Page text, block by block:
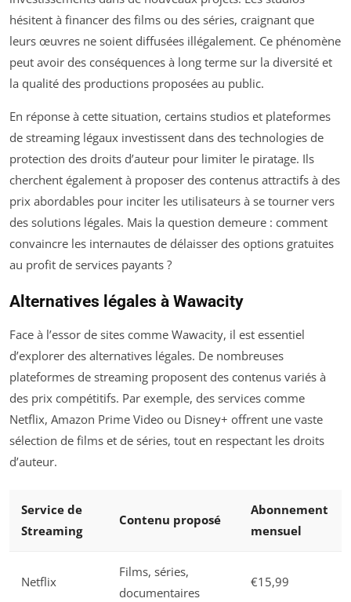
hésitent à financer des films ou des séries, craignant que
leurs œuvres ne soient diffusées illégalement. Ce phénomène
peut avoir des conséquences à long terme sur la diversité et
la qualité des productions proposées au public.
En réponse à cette situation, certains studios et plateformes
de streaming légaux investissent dans des technologies de
protection des droits d’auteur pour limiter le piratage. Ils
cherchent également à proposer des contenus attractifs à des
prix abordables pour inciter les utilisateurs à se tourner vers
des solutions légales. Mais la question demeure : comment
convaincre les internautes de délaisser des options gratuites
au profit de services payants ?
Alternatives légales à Wawacity
Face à l’essor de sites comme Wawacity, il est essentiel
d’explorer des alternatives légales. De nombreuses
plateformes de streaming proposent des contenus variés à
des prix compétitifs. Par exemple, des services comme
Netflix, Amazon Prime Video ou Disney+ offrent une vaste
sélection de films et de séries, tout en respectant les droits
d’auteur.
Service de
Streaming
Contenu proposé
Abonnement
mensuel
Netflix
Films, séries,
documentaires
€15,99